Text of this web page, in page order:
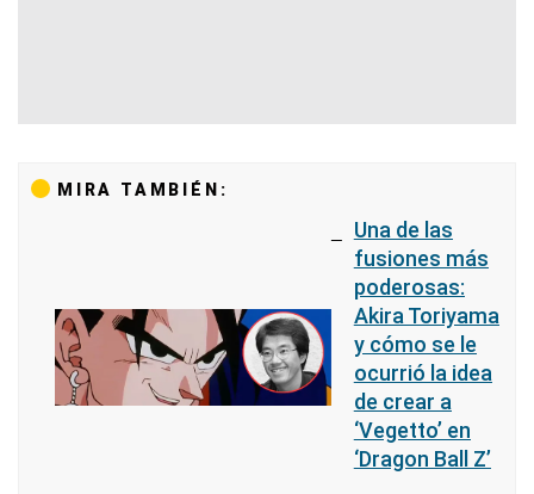
MIRA TAMBIÉN:
Una de las
fusiones más
poderosas:
Akira Toriyama
y cómo se le
ocurrió la idea
de crear a
‘Vegetto’ en
‘Dragon Ball Z’